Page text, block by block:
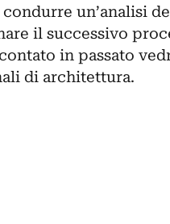
un’analisi
il successivo
in passato
di architettura.